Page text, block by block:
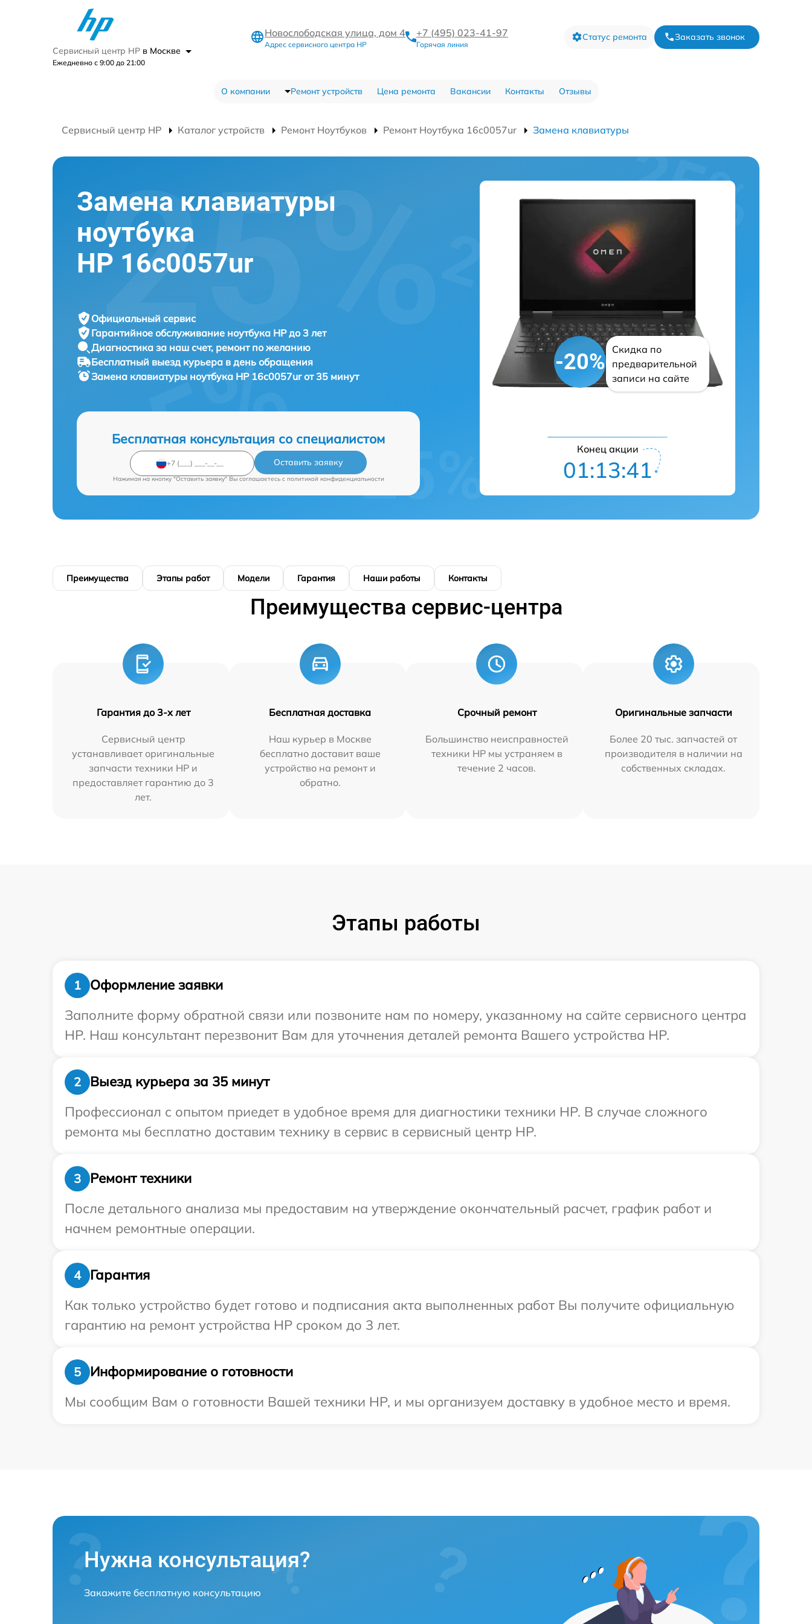
Сервисный центр HP в Москве
Ежедневно с 9:00 до 21:00
Новослободская улица, дом 4
Адрес сервисного центра HP
+7 (495) 023-41-97
Горячая линия
Статус ремонта Заказать звонок
О компании Ремонт устройств Цена ремонта Вакансии Контакты Отзывы
Сервисный центр HP Каталог устройств Ремонт Ноутбуков Ремонт Ноутбука 16c0057ur Замена клавиатуры
Замена клавиатуры
ноутбука
HP 16c0057ur
Официальный сервис
Гарантийное обслуживание ноутбука HP до 3 лет
Диагностика за наш счет, ремонт по желанию
Бесплатный выезд курьера в день обращения
Замена клавиатуры ноутбука HP 16c0057ur от 35 минут
Бесплатная консультация со специалистом
Оставить заявку
Нажимая на кнопку "Оставить заявку" Вы соглашаетесь c политикой конфиденциальности
-20%
Скидка по
предварительной
записи на сайте
Конец акции
01:13:40
Преимущества Этапы работ Модели Гарантия Наши работы Контакты
Преимущества сервис-центра
Гарантия до 3-х лет
Сервисный центр
устанавливает оригинальные
запчасти техники HP и
предоставляет гарантию до 3
лет.
Бесплатная доставка
Наш курьер в Москве
бесплатно доставит ваше
устройство на ремонт и
обратно.
Срочный ремонт
Большинство неисправностей
техники HP мы устраняем в
течение 2 часов.
Оригинальные запчасти
Более 20 тыс. запчастей от
производителя в наличии на
собственных складах.
Этапы работы
1
Оформление заявки
Заполните форму обратной связи или позвоните нам по номеру, указанному на сайте сервисного центра
HP. Наш консультант перезвонит Вам для уточнения деталей ремонта Вашего устройства HP.
2
Выезд курьера за 35 минут
Профессионал с опытом приедет в удобное время для диагностики техники HP. В случае сложного
ремонта мы бесплатно доставим технику в сервис в сервисный центр HP.
3
Ремонт техники
После детального анализа мы предоставим на утверждение окончательный расчет, график работ и
начнем ремонтные операции.
4
Гарантия
Как только устройство будет готово и подписания акта выполненных работ Вы получите официальную
гарантию на ремонт устройства HP сроком до 3 лет.
5
Информирование о готовности
Мы сообщим Вам о готовности Вашей техники HP, и мы организуем доставку в удобное место и время.
Нужна консультация?
Закажите бесплатную консультацию